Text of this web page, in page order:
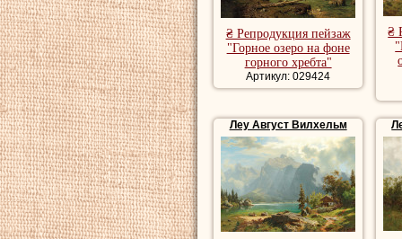
₴ Репродукция пейзаж
"Горное озеро на фоне
горного хребта"
Артикул: 029424
₴
Леу Август Вилхельм